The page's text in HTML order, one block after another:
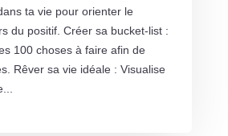
ta vie pour orienter le
du positif. Créer sa bucket-list :
100 choses à faire afin de
Rêver sa vie idéale : Visualise